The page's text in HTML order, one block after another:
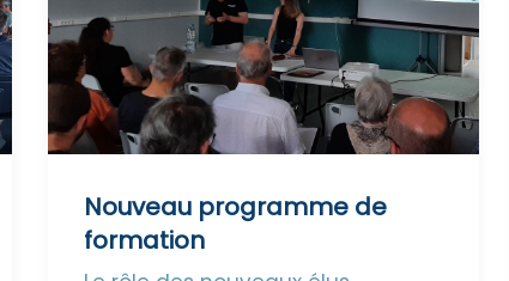
Nouveau programme de
formation